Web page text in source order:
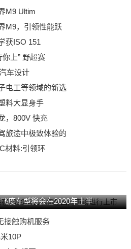
M9 Ultim
M9，引领性能跃
获ISO 151
上” 野超赛
车设计
电工等领域的新选
料大显身手
，800V 快充
旅途中极致体验的
材料:引领环
度车型将会在2020年上半
接触购机服务
10P